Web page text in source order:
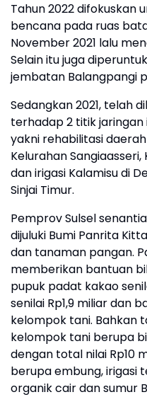
Tahun 2022 difokuskan
bencana pada ruas
November 2021 lalu
Selain itu juga
jembatan Balangpangi
Sedangkan 2021, telah
terhadap 2 titik
yakni rehabilitasi
Kelurahan
dan irigasi Kalamisu di
Sinjai Timur.
Pemprov Sulsel
dijuluki Bumi Panrita
dan tanaman pangan.
memberikan bantuan
pupuk padat kakao
senilai Rp1,9 miliar dan
kelompok tani. Bahkan
kelompok tani berupa
dengan total nilai Rp10
berupa embung, irigasi
organik cair dan sumur